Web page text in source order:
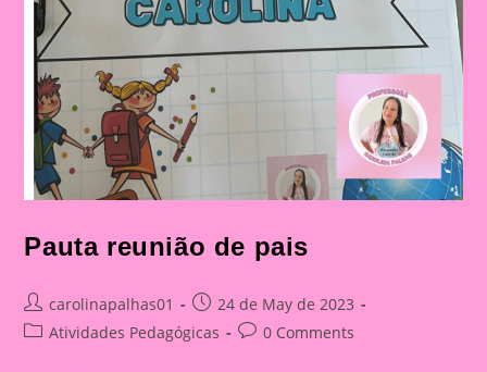
Pauta reunião de pais
Post
author:
carolinapalhas01
Post
published:
24 de May de 2023
PostAtividades Pedagógicas
Post0 Comments